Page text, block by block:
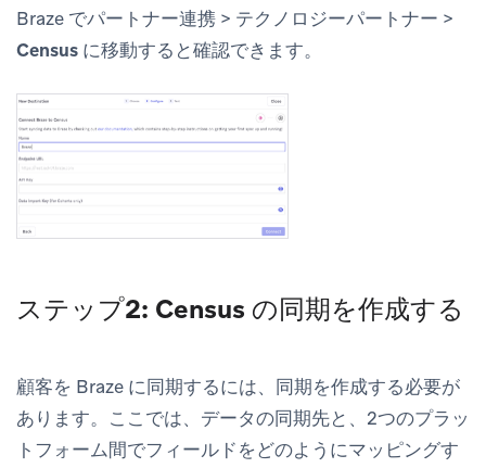
Braze でパートナー連携 > テクノロジーパートナー >
Census に移動すると確認できます。
ステップ2: Census の同期を作成する
顧客を Braze に同期するには、同期を作成する必要が
あります。ここでは、データの同期先と、2つのプラッ
トフォーム間でフィールドをどのようにマッピングす